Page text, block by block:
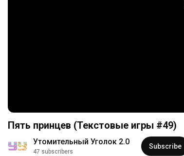
Пять принцев (Текстовые игры #49)
Утомительный Уголок 2.0
47 subscribers
Subscribe